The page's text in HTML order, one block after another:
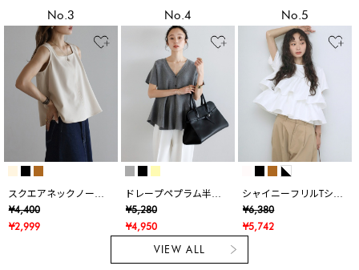
No.3
スクエアネックノース
リブラウス
¥4,400
¥2,999
No.4
ドレープペプラム半袖
ニットカーデ
¥5,280
¥4,950
No.5
シャイニーフリルTシャ
ツ
¥6,380
¥5,742
VIEW ALL